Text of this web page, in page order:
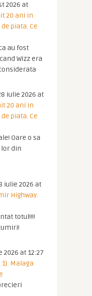
2026 at
20 ani in
piata. Ce
au fost
Wizz era
iulie 2026 at
20 ani in
piata. Ce
Oare o sa
din
iulie 2026 at
Highway.
totul!!!!
2026 at 12:27
Malaga